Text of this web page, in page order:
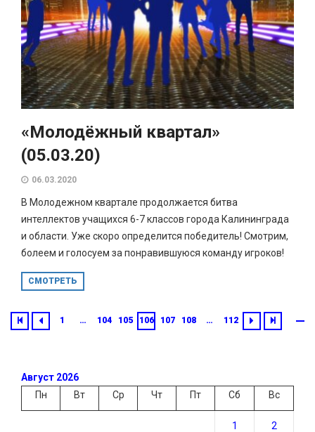
«Молодёжный квартал»
(05.03.20)
06.03.2020
В Молодежном квартале продолжается битва
интеллектов учащихся 6-7 классов города Калининграда
и области. Уже скоро определится победитель! Смотрим,
болеем и голосуем за понравившуюся команду игроков!
СМОТРЕТЬ
1 … 104 105 106 107 108 … 112
Август 2026
Пн
Вт Ср Чт Пт Сб Вс
1 2